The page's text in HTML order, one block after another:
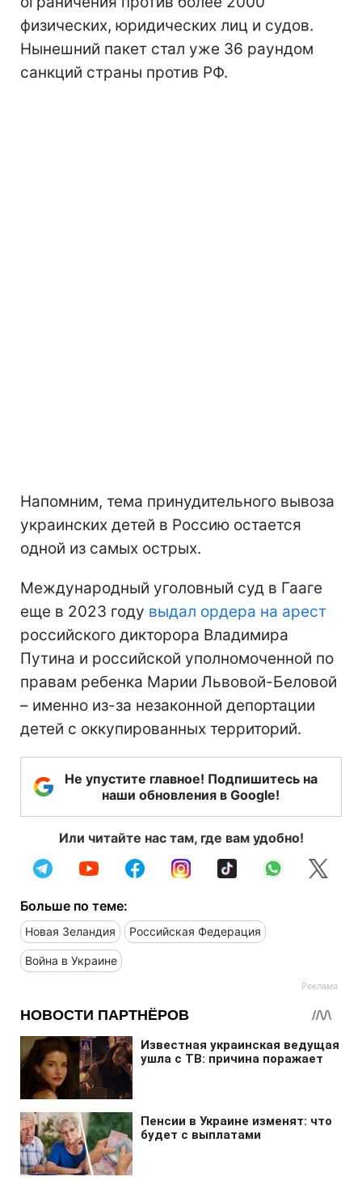
физических, юридических лиц и судов.
Нынешний пакет стал уже 36 раундом
санкций страны против РФ.
Напомним, тема принудительного вывоза
украинских детей в Россию остается
одной из самых острых.
Международный уголовный суд в Гааге
еще в 2023 году выдал ордера на арест
российского дикторора Владимира
Путина и российской уполномоченной по
правам ребенка Марии Львовой-Беловой
– именно из-за незаконной депортации
детей с оккупированных территорий.
Не упустите главное! Подпишитесь на
наши обновления в Google!
Или читайте нас там, где вам удобно!
Больше по теме:
Новая Зеландия Российская Федерация
Война в Украине